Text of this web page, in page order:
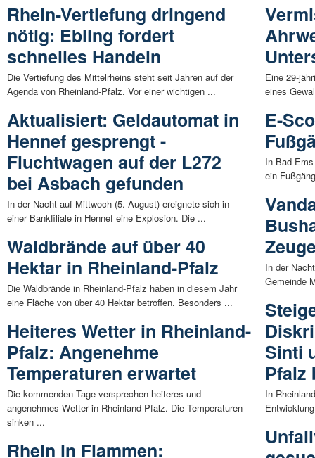
Rhein-Vertiefung dringend
nötig: Ebling fordert
schnelles Handeln
Die Vertiefung des Mittelrheins steht seit Jahren auf der
Agenda von Rheinland-Pfalz. Vor einer wichtigen ...
Aktualisiert: Geldautomat in
Hennef gesprengt -
Fluchtwagen auf der L272
bei Asbach gefunden
In der Nacht auf Mittwoch (5. August) ereignete sich in
einer Bankfiliale in Hennef eine Explosion. Die ...
Waldbrände auf über 40
Hektar in Rheinland-Pfalz
Die Waldbrände in Rheinland-Pfalz haben in diesem Jahr
eine Fläche von über 40 Hektar betroffen. Besonders ...
Heiteres Wetter in Rheinland-
Pfalz: Angenehme
Temperaturen erwartet
Die kommenden Tage versprechen heiteres und
angenehmes Wetter in Rheinland-Pfalz. Die Temperaturen
sinken ...
Rhein in Flammen:
Eine 29-
eines
E-
In Bad
ein
In der
Gemeinde
Sinti
Pfalz
In